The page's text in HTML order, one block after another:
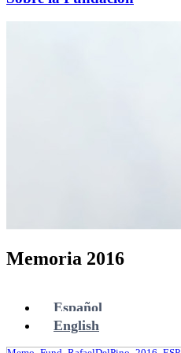
Memoria 2016
Español
English